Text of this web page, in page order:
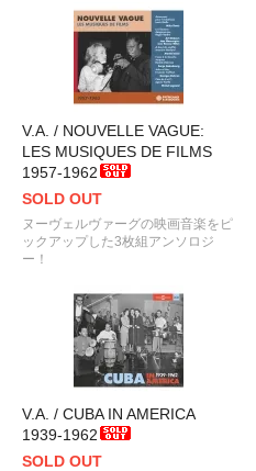
V.A. / NOUVELLE VAGUE:
LES MUSIQUES DE FILMS
1957-1962
SOLD OUT
ヌーヴェルヴァーグの映画音楽をピ
ックアップした3枚組アンソロジ
ー！
V.A. / CUBA IN AMERICA
1939-1962
SOLD OUT